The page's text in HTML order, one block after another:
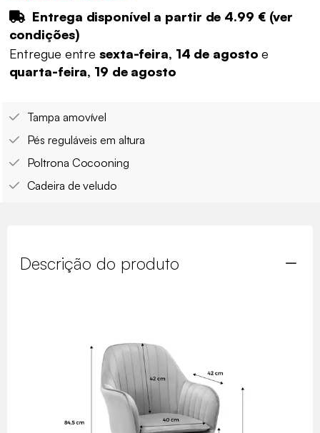
Entrega disponível a partir de 4.99 €(ver
condições)
Entregue entre sexta-feira, 14 de agostoe
quarta-feira, 19 de agosto
Tampa amovível
Pés reguláveis em altura
Poltrona Cocooning
Cadeira de veludo
Descrição do produto